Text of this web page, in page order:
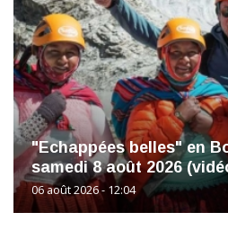
"Echappées belles" en
samedi 8 août 2026
06 août 2026 - 12:04